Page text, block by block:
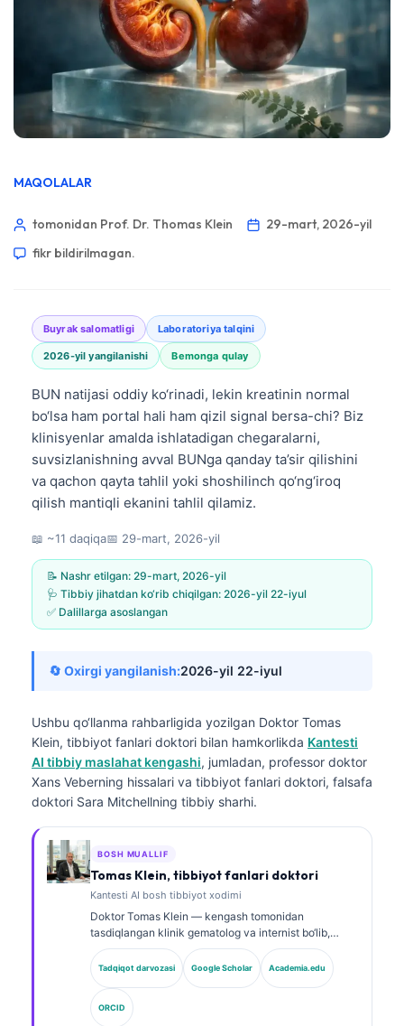
MAQOLALAR
tomonidan Prof. Dr. Thomas Klein
29-mart, 2026-yil
fikr bildirilmagan.
Buyrak salomatligi Laboratoriya talqini
2026-yil yangilanishi Bemonga qulay
BUN natijasi oddiy ko‘rinadi, lekin kreatinin normal
bo‘lsa ham portal hali ham qizil signal bersa-chi? Biz
klinisyenlar amalda ishlatadigan chegaralarni,
suvsizlanishning avval BUNga qanday ta’sir qilishini
va qachon qayta tahlil yoki shoshilinch qo‘ng‘iroq
qilish mantiqli ekanini tahlil qilamiz.
📖 ~11 daqiqa📅 29-mart, 2026-yil
📝 Nashr etilgan: 29-mart, 2026-yil
🩺 Tibbiy jihatdan ko‘rib chiqilgan: 2026-yil 22-iyul
✅ Dalillarga asoslangan
🔄 Oxirgi yangilanish:2026-yil 22-iyul
Ushbu qo‘llanma rahbarligida yozilgan Doktor Tomas
Klein, tibbiyot fanlari doktori bilan hamkorlikda Kantesti
AI tibbiy maslahat kengashi, jumladan, professor doktor
Xans Veberning hissalari va tibbiyot fanlari doktori, falsafa
doktori Sara Mitchellning tibbiy sharhi.
BOSH MUALLIF
Tomas Klein, tibbiyot fanlari doktori
Kantesti AI bosh tibbiyot xodimi
Doktor Tomas Klein — kengash tomonidan
tasdiqlangan klinik gematolog va internist bo‘lib,
laboratoriya tibbiyoti va AI yordamida klinik tahlil
sohasida 15 yildan ortiq tajribaga ega. Kantesti AI
kompaniyasida Bosh tibbiy xodim sifatida u xususiy
neyron tarmoqning tibbiy aniqligi bo‘yicha klinik
nazoratni ta’minlaydi. Doktor Klein biomarkerlar
Tadqiqot darvozasi Google Scholar Academia.edu
ORCID